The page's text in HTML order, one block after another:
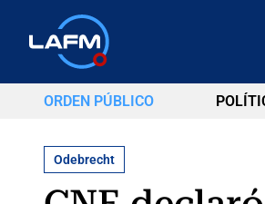
ORDEN PÚBLICO
Odebrecht